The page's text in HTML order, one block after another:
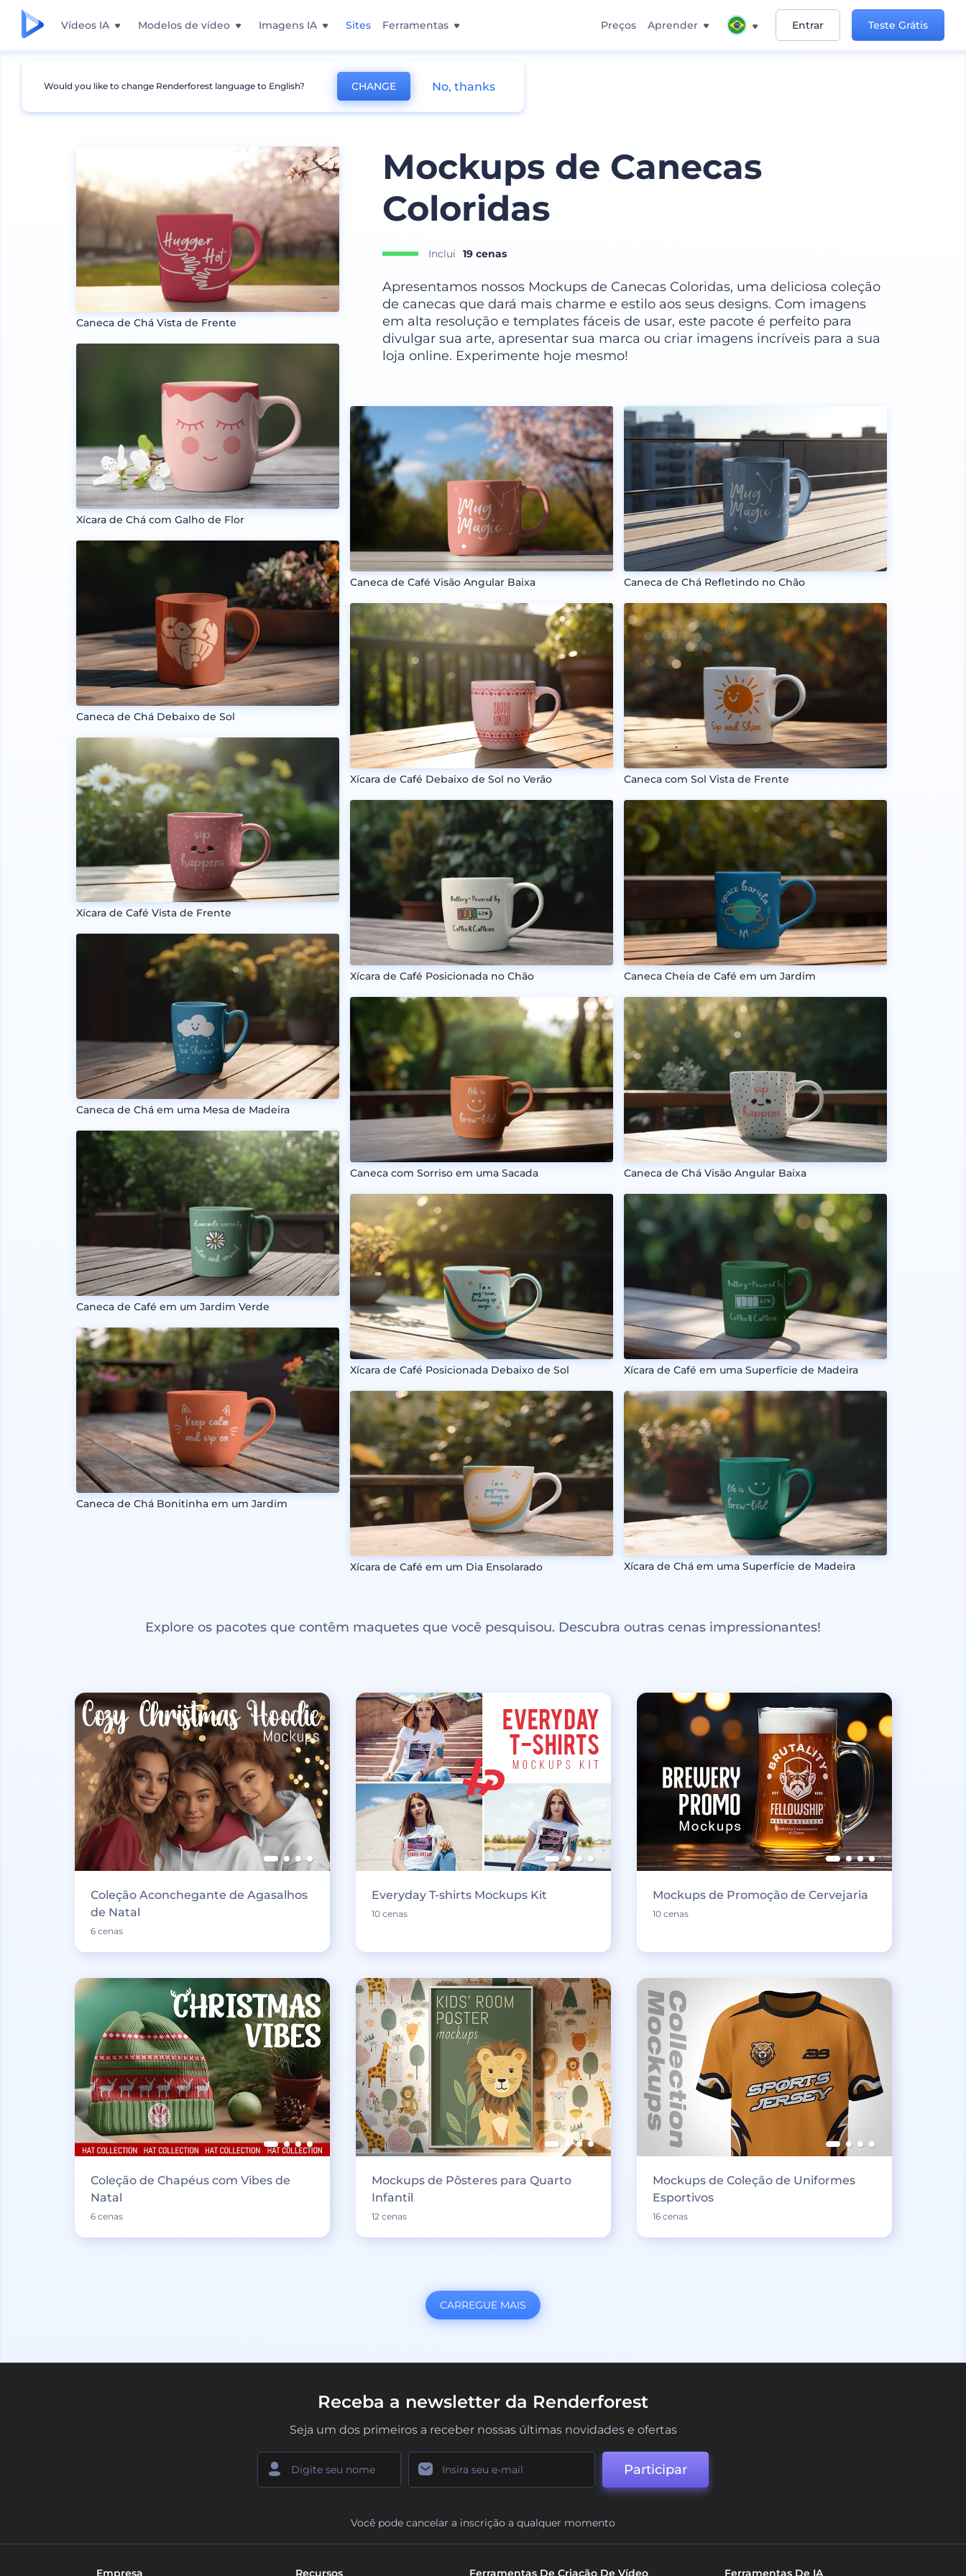
Vídeos IA Modelos de vídeo Imagens IA Sites Ferramentas Preços Aprender Entrar Teste Grátis
Mockups Produtos Mockup de Caneca
Caneca de Chá Vista de Frente
Xícara de Chá com Galho de Flor
Caneca de Chá Debaixo de Sol
Xícara de Café Vista de Frente
Caneca de Chá em uma Mesa de Madeira
Caneca de Café em um Jardim Verde
Caneca de Chá Bonitinha em um Jardim
Mockups de Canecas
Coloridas
Inclui 19 cenas
Apresentamos nossos Mockups de Canecas Coloridas, uma deliciosa coleção
de canecas que dará mais charme e estilo aos seus designs. Com imagens
em alta resolução e templates fáceis de usar, este pacote é perfeito para
divulgar sua arte, apresentar sua marca ou criar imagens incríveis para a sua
loja online. Experimente hoje mesmo!
Caneca de Café Visão Angular Baixa
Xícara de Café Debaixo de Sol no Verão
Xícara de Café Posicionada no Chão
Caneca com Sorriso em uma Sacada
Xícara de Café Posicionada Debaixo de Sol
Xícara de Café em um Dia Ensolarado
Caneca de Chá Refletindo no Chão
Caneca com Sol Vista de Frente
Caneca Cheia de Café em um Jardim
Caneca de Chá Visão Angular Baixa
Xícara de Café em uma Superfície de Madeira
Xícara de Chá em uma Superfície de Madeira
Explore os pacotes que contêm maquetes que você pesquisou. Descubra outras cenas impressionantes!
Coleção Aconchegante de Agasalhos
de Natal
6 cenas
Everyday T-shirts Mockups Kit
10 cenas
Mockups de Promoção de Cervejaria
10 cenas
Coleção de Chapéus com Vibes de
Natal
6 cenas
Mockups de Pôsteres para Quarto
Infantil
12 cenas
Mockups de Coleção de Uniformes
Esportivos
16 cenas
CARREGUE MAIS
Receba a newsletter da Renderforest
Seja um dos primeiros a receber nossas últimas novidades e ofertas
Participar
Você pode cancelar a inscrição a qualquer momento
Empresa Recursos Ferramentas De Criação De Vídeo Ferramentas De IA
Would you like to change Renderforest language to English? CHANGE No, thanks